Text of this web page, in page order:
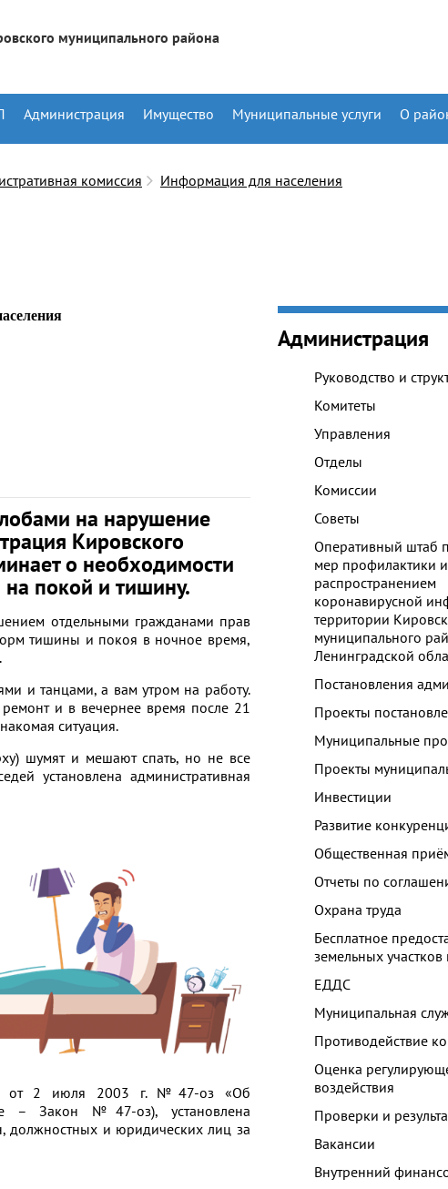
муниципального района
Администрация Имущество Муниципальные услуги О
комиссия Информация для населения
на нарушение
Кировского
о необходимости
покой и тишину.
отдельными гражданами прав
тишины и покоя в ночное время,
и танцами, а вам утром на работу.
и в вечернее время после 21
ситуация.
шумят и мешают спать, но не все
установлена административная
от 2 июля 2003 г. №47-оз «Об
– Закон №47-оз), установлена
должностных и юридических лиц за
Администрация
Руководство и
Комитеты
Управления
Отделы
Комиссии
Советы
Оперативный штаб
мер профилактики
распространением
коронавирусной
территории
муниципального
Ленинградской
Постановления
Проекты
Муниципальные
Проекты
Инвестиции
Развитие
Общественная
Отчеты по
Охрана труда
Бесплатное
земельных
ЕДДС
Муниципальная
Противодействие
Оценка
воздействия
Проверки и
Вакансии
Внутренний